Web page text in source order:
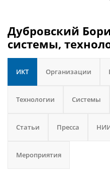
Дубровский
системы,
ИКТ Организации
Технологии Системы
Статьи Пресса
Мероприятия